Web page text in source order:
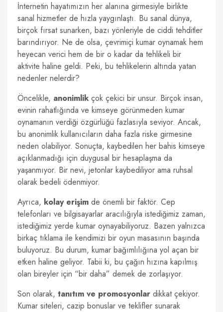
İnternetin hayatımızın her alanına girmesiyle birlikte
sanal hizmetler de hızla yaygınlaştı. Bu sanal dünya,
birçok fırsat sunarken, bazı yönleriyle de ciddi tehditler
barındırıyor. Ne de olsa, çevrimiçi kumar oynamak hem
heyecan verici hem de bir o kadar da tehlikeli bir
aktivite haline geldi. Peki, bu tehlikelerin altında yatan
nedenler nelerdir?
Öncelikle, anonimlik çok çekici bir unsur. Birçok insan,
evinin rahatlığında ve kimseye görünmeden kumar
oynamanın verdiği özgürlüğü fazlasıyla seviyor. Ancak,
bu anonimlik kullanıcıların daha fazla riske girmesine
neden olabiliyor. Sonuçta, kaybedilen her bahis kimseye
açıklanmadığı için duygusal bir hesaplaşma da
yaşanmıyor. Bir nevi, jetonlar kaybediliyor ama ruhsal
olarak bedeli ödenmiyor.
Ayrıca, kolay erişim de önemli bir faktör. Cep
telefonları ve bilgisayarlar aracılığıyla istediğimiz zaman,
istediğimiz yerde kumar oynayabiliyoruz. Bazen yalnızca
birkaç tıklama ile kendimizi bir oyun masasının başında
buluyoruz. Bu durum, kumar bağımlılığına yol açan bir
etken haline geliyor. Tabii ki, bu çağın hızına kapılmış
olan bireyler için “bir daha” demek de zorlaşıyor.
Son olarak, tanıtım ve promosyonlar dikkat çekiyor.
Kumar siteleri, cazip bonuslar ve teklifler sunarak